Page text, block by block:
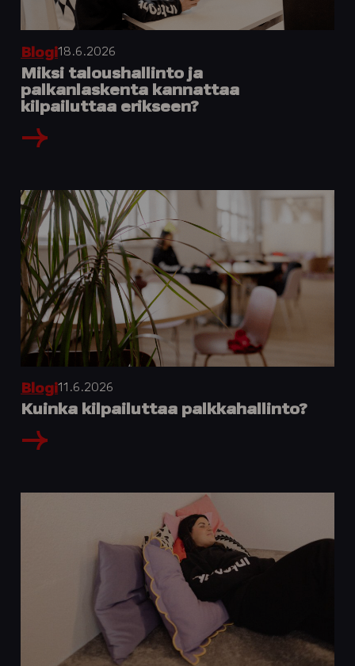
Blogi18.6.2026
Miksi taloushallinto ja
palkanlaskenta kannattaa
kilpailuttaa erikseen?
Blogi11.6.2026
Kuinka kilpailuttaa palkkahallinto?